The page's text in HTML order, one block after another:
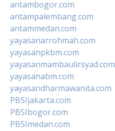
antambogor.com
antampalembang.com
antammedan.com
yayasanarrohmah.com
yayasanpkbm.com
yayasanmambaulirsyad.com
yayasanabm.com
yayasandharmawanita.com
PBSIjakarta.com
PBSIbogor.com
PBSImedan.com